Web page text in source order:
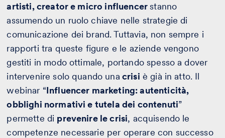
artisti, creator e micro influencerstanno
assumendo un ruolo chiave nelle strategie di
comunicazione dei brand. Tuttavia, non sempre i
rapporti tra queste figure e le aziende vengono
gestiti in modo ottimale, portando spesso a dover
intervenire solo quando una crisi è già in atto. Il
webinar “Influencer marketing: autenticità,
obblighi normativi e tutela dei contenuti”
permette di prevenire le crisi, acquisendo le
competenze necessarie per operare con successo